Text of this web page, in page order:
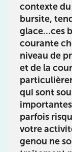
contexte du
bursite,
glace…ces
courante
niveau de
et de la
qui sont
parfois
votre
genou ne
Prenez
Prenez
IK PARIS
75015
75015
01 43
Prenez
Prenez